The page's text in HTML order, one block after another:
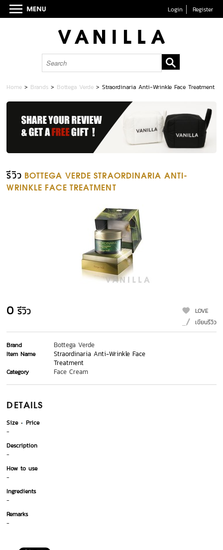
Login Register
Home > Brands > Bottega Verde >Straordinaria Anti-Wrinkle Face Treatment
รีวิว BOTTEGA VERDE STRAORDINARIA ANTI-
WRINKLE FACE TREATMENT
0 รีวิว
LOVE
เขียนรีวิว
Brand Bottega Verde
Item Name
Straordinaria Anti-Wrinkle Face
Treatment
Category Face Cream
DETAILS
Size
Price
-
Description
-
How to use
-
Ingredients
-
Remarks
-